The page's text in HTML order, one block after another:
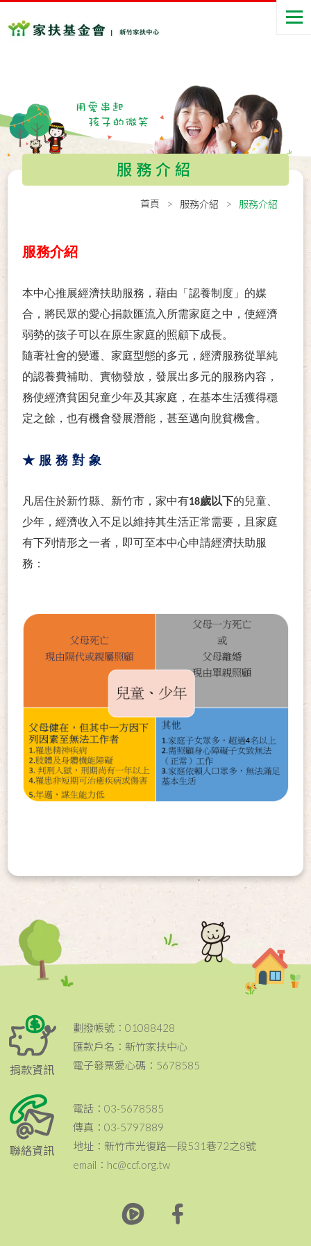
服務介紹
首頁 服務介紹 服務介紹
服務介紹
本中心推展經濟扶助服務，藉由「認養制度」的媒
合，將民眾的愛心捐款匯流入所需家庭之中，使經濟
弱勢的孩子可以在原生家庭的照顧下成長。
隨著社會的變遷、家庭型態的多元，經濟服務從單純
的認養費補助、實物發放，發展出多元的服務內容，
務使經濟貧困兒童少年及其家庭，在基本生活獲得穩
定之餘，也有機會發展潛能，甚至邁向脫貧機會。
★ 服務對象
凡居住於新竹縣、新竹市，家中有 18歲以下的兒童、
少年，經濟收入不足以維持其生活正常需要，且家庭
有下列情形之一者，即可至本中心申請經濟扶助服
務：
捐款資訊
劃撥帳號：01088428
匯款戶名：新竹家扶中心
電子發票愛心碼：5678585
聯絡資訊
電話：03-5678585
傳真：03-5797889
地址：新竹市光復路一段531巷72之8號
email：hc@ccf.org.tw